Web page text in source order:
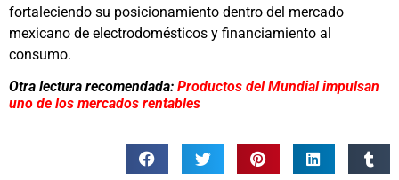
fortaleciendo su posicionamiento dentro del mercado
mexicano de electrodomésticos y financiamiento al
consumo.
Otra lectura recomendada: Productos del Mundial impulsan
uno de los mercados rentables